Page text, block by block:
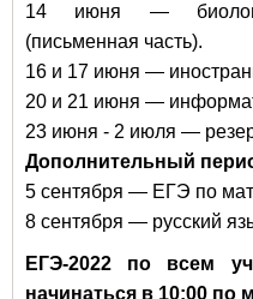
14 июня —
(письменная часть).
16 и 17 июня —
20 и 21 июня —
23 июня - 2 июля —
Дополнительный
5 сентября — ЕГЭ по
8 сентября — русский
ЕГЭ-2022 по всем
начинаться в 10:00 по